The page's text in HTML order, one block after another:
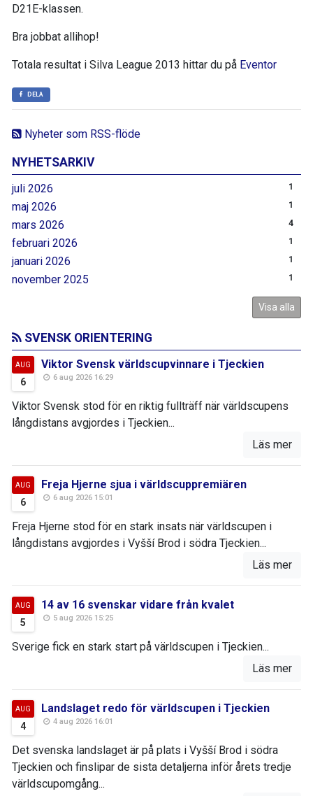
Nyheter som RSS-flöde
NYHETSARKIV
juli 2026 1
maj 2026 1
mars 2026 4
februari 2026 1
januari 2026 1
november 2025 1
Visa alla
D21E-klassen.
Bra jobbat allihop!
Totala resultat i Silva League 2013 hittar du på Eventor
DELA
SVENSK ORIENTERING
AUG
6
Viktor Svensk världscupvinnare i Tjeckien
6 aug 2026 16:29
Viktor Svensk stod för en riktig fullträff när världscupens
långdistans avgjordes i Tjeckien...
Läs mer
AUG
6
Freja Hjerne sjua i världscuppremiären
6 aug 2026 15:01
Freja Hjerne stod för en stark insats när världscupen i
långdistans avgjordes i Vyšší Brod i södra Tjeckien...
Läs mer
AUG
5
14 av 16 svenskar vidare från kvalet
5 aug 2026 15:25
Sverige fick en stark start på världscupen i Tjeckien...
Läs mer
AUG
4
Landslaget redo för världscupen i Tjeckien
4 aug 2026 16:01
Det svenska landslaget är på plats i Vyšší Brod i södra
Tjeckien och finslipar de sista detaljerna inför årets tredje
världscupomgång...